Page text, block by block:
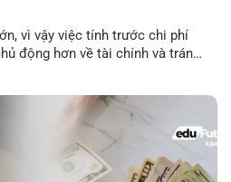
vì vậy việc tính trước chi phí
động hơn về tài chính và tránh